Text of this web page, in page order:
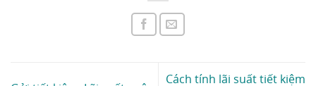
Cách tính lãi suất tiết kiệm